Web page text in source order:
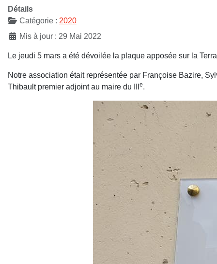
Détails
Catégorie : 2020
Mis à jour : 29 Mai 2022
Le jeudi 5 mars a été dévoilée la plaque apposée sur la
Notre association était représentée par Françoise Bazire,
Thibault premier adjoint au maire du III
e.